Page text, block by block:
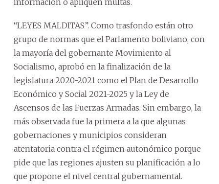
“LEYES MALDITAS”. Como trasfondo están otro
grupo de normas que el Parlamento boliviano, con
la mayoría del gobernante Movimiento al
Socialismo, aprobó en la finalización de la
legislatura 2020-2021 como el Plan de Desarrollo
Económico y Social 2021-2025 y la Ley de
Ascensos de las Fuerzas Armadas. Sin embargo, la
más observada fue la primera a la que algunas
gobernaciones y municipios consideran
atentatoria contra el régimen autonómico porque
pide que las regiones ajusten su planificación a lo
que propone el nivel central gubernamental.